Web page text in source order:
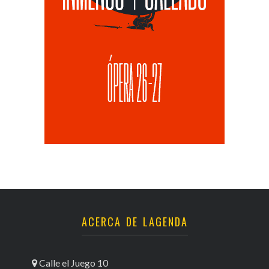
ACERCA DE LAGENDA
Calle el Juego 10